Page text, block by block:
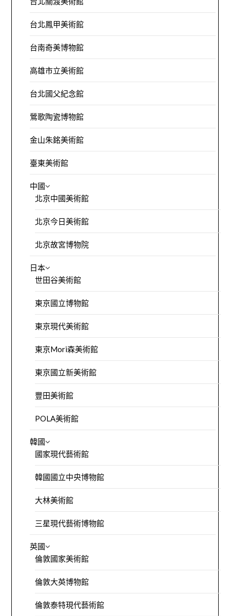
台北鳳甲美術館
台南奇美博物館
高雄市立美術館
台北國父紀念館
鶯歌陶瓷博物館
金山朱銘美術館
臺東美術館
中國
北京中國美術館
北京今日美術館
北京故宮博物院
日本
世田谷美術館
東京國立博物館
東京現代美術館
東京Mori森美術館
東京國立新美術館
豐田美術館
POLA美術館
韓國
國家現代藝術館
韓國國立中央博物館
大林美術館
三星現代藝術博物館
英國
倫敦國家美術館
倫敦大英博物館
倫敦泰特現代藝術館